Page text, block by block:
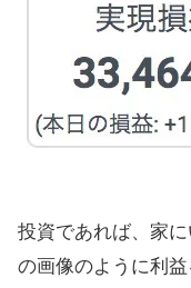
投資であれば、家
の画像のように利